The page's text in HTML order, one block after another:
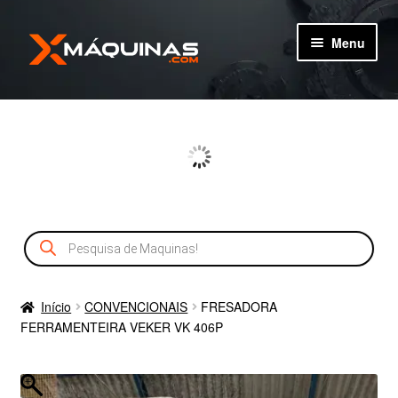
Pular
para
Pular
para
conteúdo
Menu
TIPOS DE MÁQUINAS
CADASTRO
Pesquisar
produtos
Início CONVENCIONAIS
FRESADORA
FERRAMENTEIRA VEKER VK 406P